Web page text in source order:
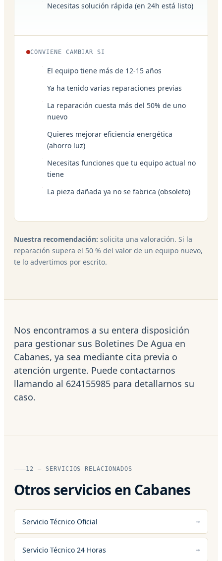
Necesitas solución rápida (en 24h está listo)
CONVIENE CAMBIAR SI
El equipo tiene más de 12-15 años
Ya ha tenido varias reparaciones previas
La reparación cuesta más del 50% de uno
nuevo
Quieres mejorar eficiencia energética
(ahorro luz)
Necesitas funciones que tu equipo actual no
tiene
La pieza dañada ya no se fabrica (obsoleto)
Nuestra recomendación: solicita una valoración. Si la
reparación supera el 50 % del valor de un equipo nuevo,
te lo advertimos por escrito.
Nos encontramos a su entera disposición
para gestionar sus Boletines De Agua en
Cabanes, ya sea mediante cita previa o
atención urgente. Puede contactarnos
llamando al 624155985 para detallarnos su
caso.
12 — SERVICIOS RELACIONADOS
Otros servicios en Cabanes
Servicio Técnico Oficial
Servicio Técnico 24 Horas